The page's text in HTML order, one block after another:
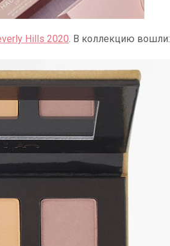
Hills 2020. В коллекцию вошли: